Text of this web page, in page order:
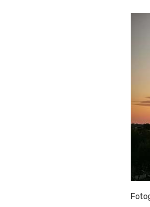
Hit enter to search or ESC